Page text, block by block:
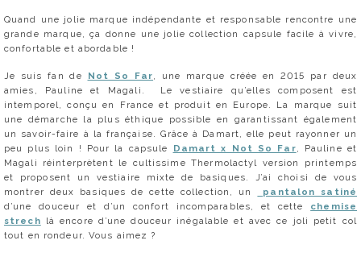
Quand une jolie marque indépendante et responsable rencontre une
grande marque, ça donne une jolie collection capsule facile à vivre,
confortable et abordable !
Je suis fan de Not So Far, une marque créée en 2015 par deux
amies, Pauline et Magali. Le vestiaire qu’elles composent est
intemporel, conçu en France et produit en Europe. La marque suit
une démarche la plus éthique possible en garantissant également
un savoir-faire à la française. Grâce à Damart, elle peut rayonner un
peu plus loin ! Pour la capsule
Damart x Not So Far, Pauline et
Magali réinterprètent le cultissime Thermolactyl version printemps
et proposent un vestiaire mixte de basiques. J’ai choisi de vous
montrer deux basiques de cette collection, un
pantalon satiné
d’une douceur et d’un confort incomparables, et cette chemise
strech là encore d’une douceur inégalable et avec ce joli petit col
tout en rondeur. Vous aimez ?